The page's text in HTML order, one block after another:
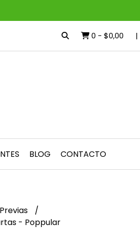
0 - $0,00
BLOG CONTACTO
- Poppular